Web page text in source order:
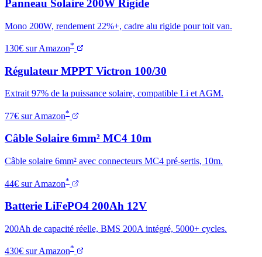
Panneau Solaire 200W Rigide
Mono 200W, rendement 22%+, cadre alu rigide pour toit van.
130€ sur Amazon*
Régulateur MPPT Victron 100/30
Extrait 97% de la puissance solaire, compatible Li et AGM.
77€ sur Amazon*
Câble Solaire 6mm² MC4 10m
Câble solaire 6mm² avec connecteurs MC4 pré-sertis, 10m.
44€ sur Amazon*
Batterie LiFePO4 200Ah 12V
200Ah de capacité réelle, BMS 200A intégré, 5000+ cycles.
430€ sur Amazon*